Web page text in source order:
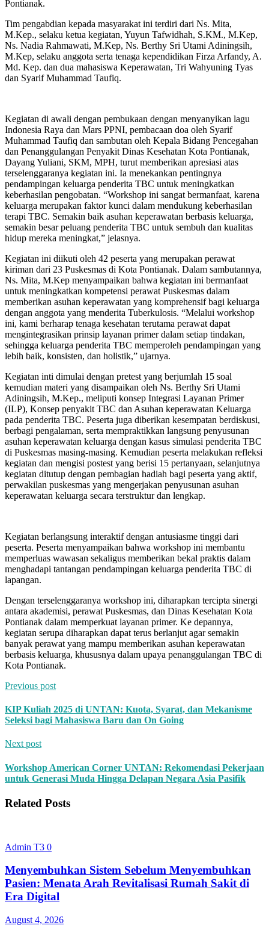
Pontianak.
Tim pengabdian kepada masyarakat ini terdiri dari Ns. Mita,
M.Kep., selaku ketua kegiatan, Yuyun Tafwidhah, S.KM., M.Kep,
Ns. Nadia Rahmawati, M.Kep, Ns. Berthy Sri Utami Adiningsih,
M.Kep, selaku anggota serta tenaga kependidikan Firza Arfandy, A.
Md. Kep. dan dua mahasiswa Keperawatan, Tri Wahyuning Tyas
dan Syarif Muhammad Taufiq.
Kegiatan di awali dengan pembukaan dengan menyanyikan lagu
Indonesia Raya dan Mars PPNI, pembacaan doa oleh Syarif
Muhammad Taufiq dan sambutan oleh Kepala Bidang Pencegahan
dan Penanggulangan Penyakit Dinas Kesehatan Kota Pontianak,
Dayang Yuliani, SKM, MPH, turut memberikan apresiasi atas
terselenggaranya kegiatan ini. Ia menekankan pentingnya
pendampingan keluarga penderita TBC untuk meningkatkan
keberhasilan pengobatan. “Workshop ini sangat bermanfaat, karena
keluarga merupakan faktor kunci dalam mendukung keberhasilan
terapi TBC. Semakin baik asuhan keperawatan berbasis keluarga,
semakin besar peluang penderita TBC untuk sembuh dan kualitas
hidup mereka meningkat,” jelasnya.
Kegiatan ini diikuti oleh 42 peserta yang merupakan perawat
kiriman dari 23 Puskesmas di Kota Pontianak. Dalam sambutannya,
Ns. Mita, M.Kep menyampaikan bahwa kegiatan ini bermanfaat
untuk meningkatkan kompetensi perawat Puskesmas dalam
memberikan asuhan keperawatan yang komprehensif bagi keluarga
dengan anggota yang menderita Tuberkulosis. “Melalui workshop
ini, kami berharap tenaga kesehatan terutama perawat dapat
mengintegrasikan prinsip layanan primer dalam setiap tindakan,
sehingga keluarga penderita TBC memperoleh pendampingan yang
lebih baik, konsisten, dan holistik,” ujarnya.
Kegiatan inti dimulai dengan pretest yang berjumlah 15 soal
kemudian materi yang disampaikan oleh Ns. Berthy Sri Utami
Adiningsih, M.Kep., meliputi konsep Integrasi Layanan Primer
(ILP), Konsep penyakit TBC dan Asuhan keperawatan Keluarga
pada penderita TBC. Peserta juga diberikan kesempatan berdiskusi,
berbagi pengalaman, serta mempraktikkan langsung penyusunan
asuhan keperawatan keluarga dengan kasus simulasi penderita TBC
di Puskesmas masing-masing. Kemudian peserta melakukan refleksi
kegiatan dan mengisi postest yang berisi 15 pertanyaan, selanjutnya
kegiatan ditutup dengan pembagian hadiah bagi peserta yang aktif,
perwakilan puskesmas yang mengerjakan penyusunan asuhan
keperawatan keluarga secara terstruktur dan lengkap.
Kegiatan berlangsung interaktif dengan antusiasme tinggi dari
peserta. Peserta menyampaikan bahwa workshop ini membantu
memperluas wawasan sekaligus memberikan bekal praktis dalam
menghadapi tantangan pendampingan keluarga penderita TBC di
lapangan.
Dengan terselenggaranya workshop ini, diharapkan tercipta sinergi
antara akademisi, perawat Puskesmas, dan Dinas Kesehatan Kota
Pontianak dalam memperkuat layanan primer. Ke depannya,
kegiatan serupa diharapkan dapat terus berlanjut agar semakin
banyak perawat yang mampu memberikan asuhan keperawatan
berbasis keluarga, khususnya dalam upaya penanggulangan TBC di
Kota Pontianak.
Previous post
KIP Kuliah 2025 di UNTAN: Kuota, Syarat, dan Mekanisme
Seleksi bagi Mahasiswa Baru dan On Going
Next post
Workshop American Corner UNTAN: Rekomendasi Pekerjaan
untuk Generasi Muda Hingga Delapan Negara Asia Pasifik
Related Posts
Admin T3 0
Menyembuhkan Sistem Sebelum Menyembuhkan
Pasien: Menata Arah Revitalisasi Rumah Sakit di
Era Digital
August 4, 2026